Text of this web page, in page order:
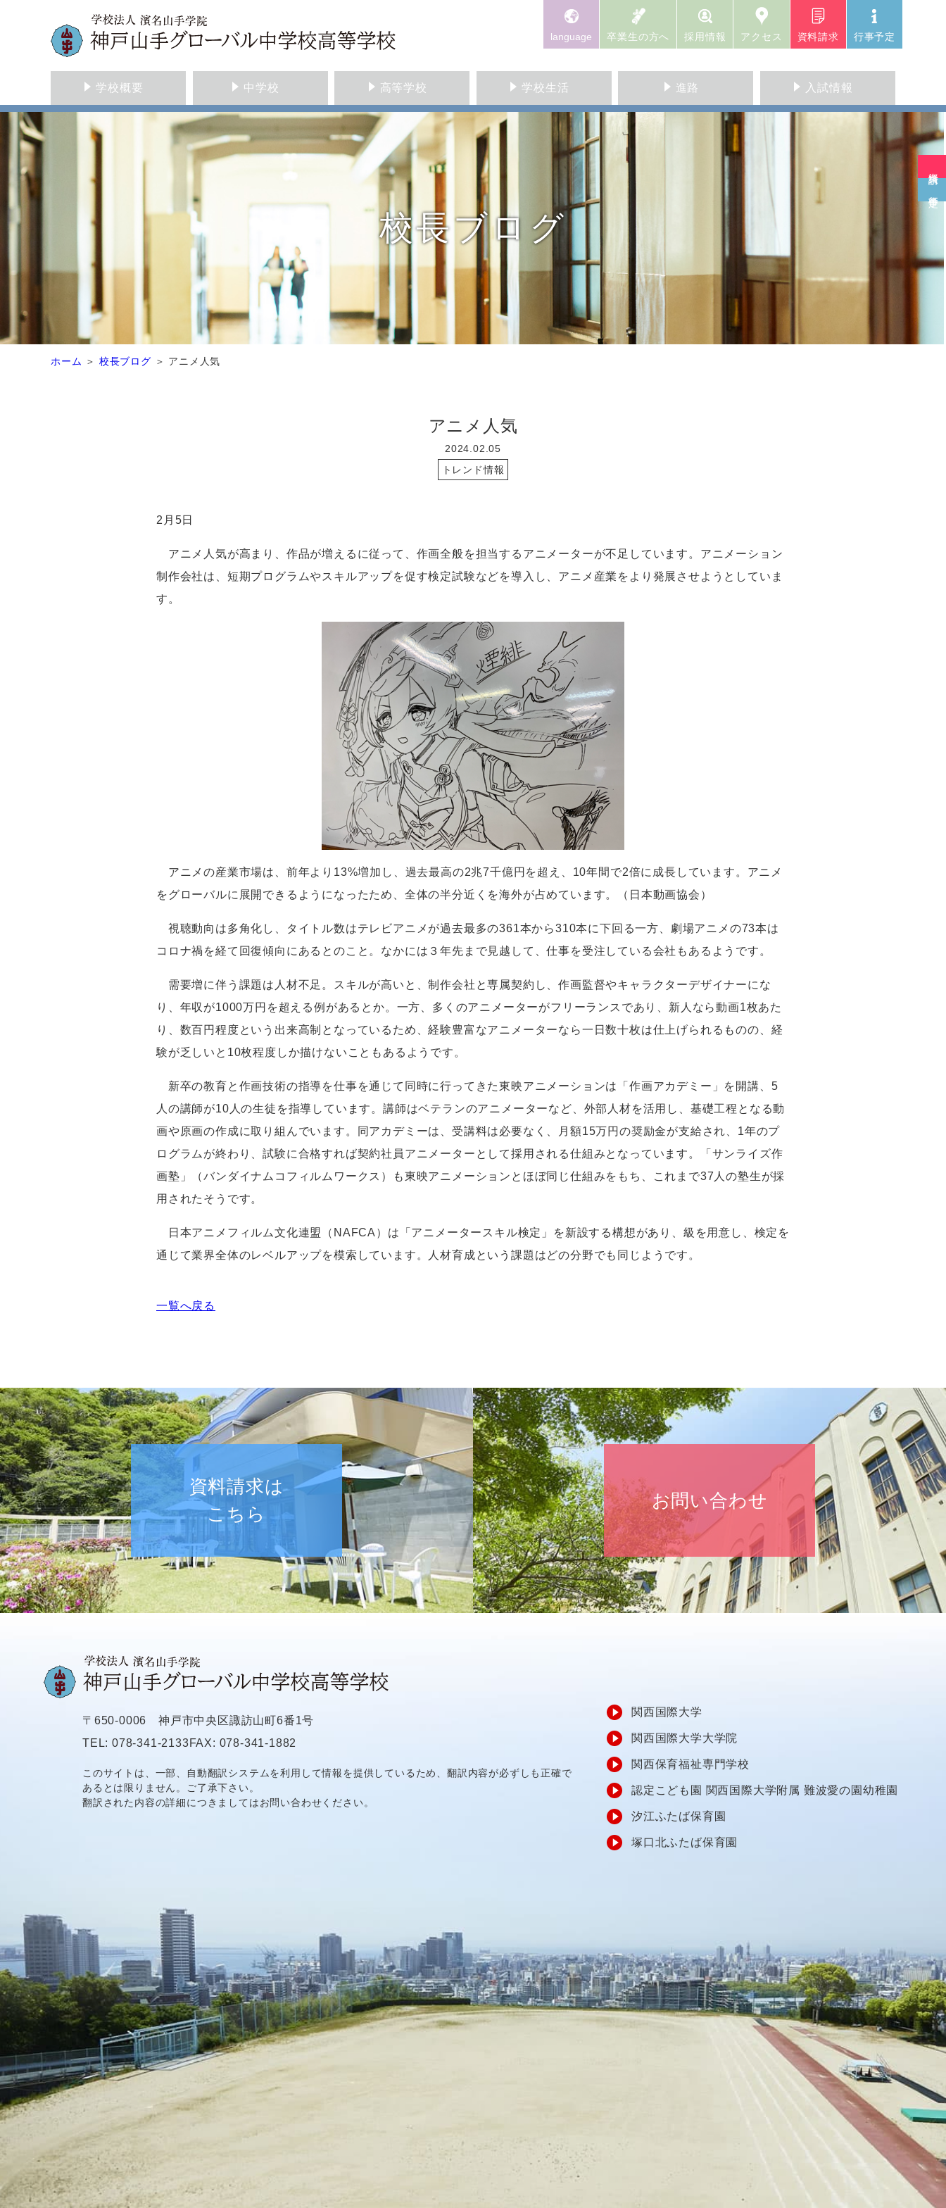
language 卒業生の方へ 採用情報 アクセス 資料請求 行事予定
学校概要 中学校 高等学校 学校生活 進路 入試情報
校長ブログ
ホーム 校長ブログ アニメ人気
アニメ人気
2024.02.05
トレンド情報
2月5日
アニメ人気が高まり、作品が増えるに従って、作画全般を担当するアニメーターが不足しています。アニメーション
制作会社は、短期プログラムやスキルアップを促す検定試験などを導入し、アニメ産業をより発展させようとしていま
す。
アニメの産業市場は、前年より 13%増加し、過去最高の2兆7千億円を超え、 10年間で2倍に成長しています。アニメ
をグローバルに展開できるようになったため、全体の半分近くを海外が占めています。（日本動画協会）
視聴動向は多角化し、タイトル数はテレビアニメが過去最多の361本から310本に下回る一方、劇場アニメの73本は
コロナ禍を経て回復傾向にあるとのこと。なかには３年先まで見越して、仕事を受注している会社もあるようです。
需要増に伴う課題は人材不足。スキルが高いと、制作会社と専属契約し、作画監督やキャラクターデザイナーにな
り、年収が1000万円を超える例があるとか。一方、多くのアニメーターがフリーランスであり、新人なら動画1枚あた
り、数百円程度という出来高制となっているため、経験豊富なアニメーターなら一日数十枚は仕上げられるものの、経
験が乏しいと 10枚程度しか描けないこともあるようです。
新卒の教育と作画技術の指導を仕事を通じて同時に行ってきた東映アニメーションは「作画アカデミー」を開講、 5
人の講師が10 人の生徒を指導しています。講師はベテランのアニメーターなど、外部人材を活用し、基礎工程となる動
画や原画の作成に取り組んでいます。同アカデミーは、受講料は必要なく、月額15万円の奨励金が支給され、 1年のプ
ログラムが終わり、試験に合格すれば契約社員アニメーターとして採用される仕組みとなっています。「サンライズ作
画塾」（バンダイナムコフィルムワークス）も東映アニメーションとほぼ同じ仕組みをもち、これまで37 人の塾生が採
用されたそうです。
日本アニメフィルム文化連盟（ NAFCA ）は「アニメータースキル検定」を新設する構想があり、級を用意し、検定を
通じて業界全体のレベルアップを模索しています。人材育成という課題はどの分野でも同じようです。
一覧へ戻る
資料請求は
こちら
お問い合わせ
関西国際大学
関西国際大学大学院
関西保育福祉専門学校
認定こども園 関西国際大学附属 難波愛の園幼稚園
汐江ふたば保育園
塚口北ふたば保育園
〒650-0006 神戸市中央区諏訪山町6番1号
TEL: 078-341-2133FAX: 078-341-1882
このサイトは、一部、自動翻訳システムを利用して情報を提供しているため、翻訳内容が必ずしも正確で
あるとは限りません。ご了承下さい。
翻訳された内容の詳細につきましてはお問い合わせください。